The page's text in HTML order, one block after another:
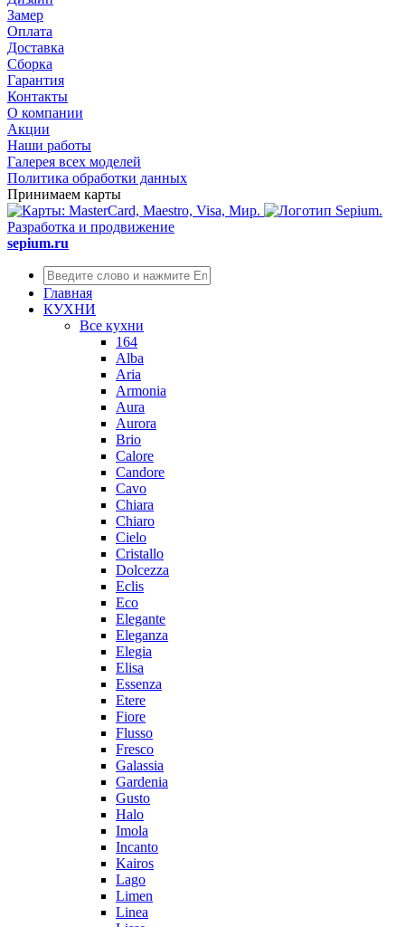
Замер
Оплата
Доставка
Сборка
Гарантия
Контакты
О компании
Акции
Наши работы
Галерея всех моделей
Политика обработки данных
Принимаем карты
Разработка и продвижение
sepium.ru
Главная
КУХНИ
Все кухни
164
Alba
Aria
Armonia
Aura
Aurora
Brio
Calore
Candore
Cavo
Chiara
Chiaro
Cielo
Cristallo
Dolcezza
Eclis
Eco
Elegante
Eleganza
Elegia
Elisa
Essenza
Etere
Fiore
Flusso
Fresco
Galassia
Gardenia
Gusto
Halo
Imola
Incanto
Kairos
Lago
Limen
Linea